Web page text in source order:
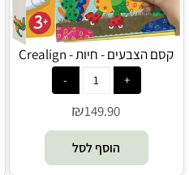
קסם הצבעים - חיות - Crealign
₪149.90
הוסף לסל